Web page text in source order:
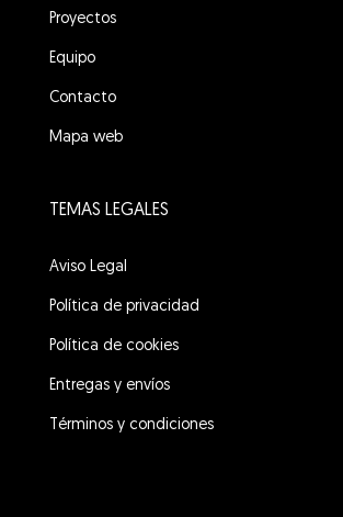
Proyectos
Equipo
Contacto
Mapa web
TEMAS LEGALES
Aviso Legal
Política de privacidad
Política de cookies
Entregas y envíos
Términos y condiciones